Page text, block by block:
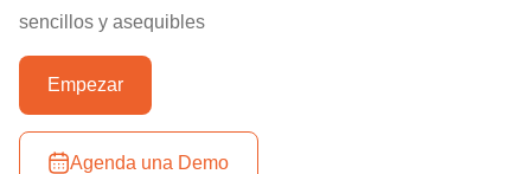
sencillos y asequibles
Empezar
Agenda una Demo